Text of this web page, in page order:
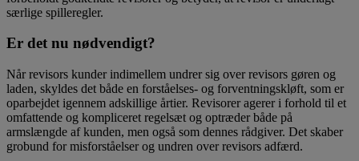
særlige spilleregler.
Er det nu nødvendigt?
Når revisors kunder indimellem undrer sig over revisors gøren og
laden, skyldes det både en forståelses- og forventningskløft, som er
oparbejdet igennem adskillige årtier. Revisorer agerer i forhold til et
omfattende og kompliceret regelsæt og optræder både på
armslængde af kunden, men også som dennes rådgiver. Det skaber
grobund for misforståelser og undren over revisors adfærd.